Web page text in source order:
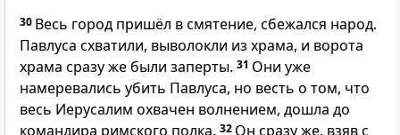
30 Весь город пришёл в смятение, сбежался народ.
Павлуса схватили, выволокли из храма, и ворота
храма сразу же были заперты. 31 Они уже
намеревались убить Павлуса, но весть о том, что
весь Иерусалим охвачен волнением, дошла до
командира римского полка. 32 Он сразу же, взяв с